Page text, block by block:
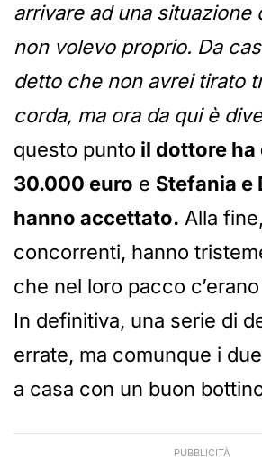
arrivare ad una situazione
non volevo proprio. Da
detto che non avrei tirato
corda, ma ora da qui è
questo punto il dottore
30.000 euro e Stefania e
hanno accettato. Alla
concorrenti, hanno
che nel loro pacco
In definitiva, una serie di
errate, ma comunque i
a casa con un buon